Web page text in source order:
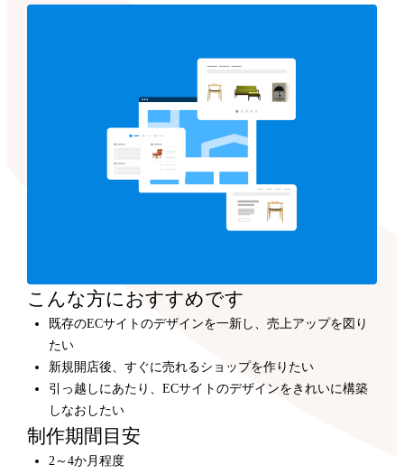
こんな方におすすめです
既存のECサイトのデザインを一新し、売上アップを図り
たい
新規開店後、すぐに売れるショップを作りたい
引っ越しにあたり、ECサイトのデザインをきれいに構築
しなおしたい
制作期間目安
2～4か月程度